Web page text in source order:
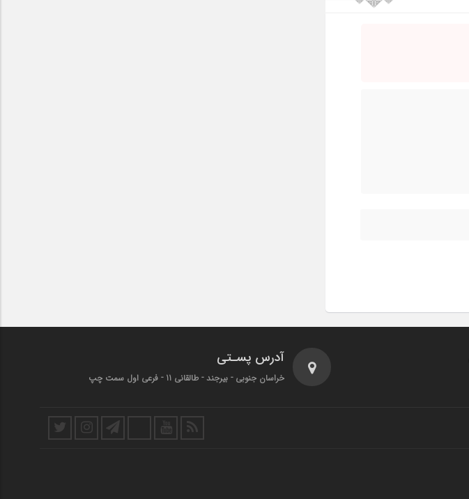
آدرس پسـتی
خراسان جنوبی - بیرجند - طالقانی 11 - فرعی اول سمت چپ